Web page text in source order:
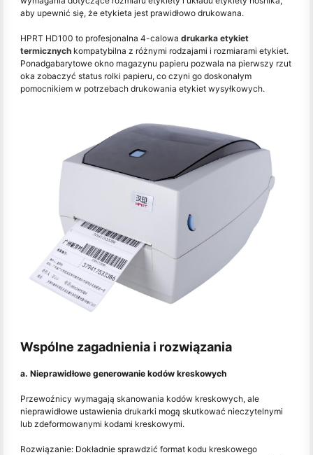
aby upewnić się, że etykieta jest prawidłowo drukowana.
HPRT HD100 to profesjonalna 4-calowa drukarka etykiet
termicznych kompatybilna z różnymi rodzajami i rozmiarami etykiet.
Ponadgabarytowe okno magazynu papieru pozwala na pierwszy rzut
oka zobaczyć status rolki papieru, co czyni go doskonałym
pomocnikiem w potrzebach drukowania etykiet wysyłkowych.
Wspólne zagadnienia i rozwiązania
a. Nieprawidłowe generowanie kodów kreskowych
Przewoźnicy wymagają skanowania kodów kreskowych, ale
nieprawidłowe ustawienia drukarki mogą skutkować nieczytelnymi
lub zdeformowanymi kodami kreskowymi.
Rozwiązanie: Dokładnie sprawdzić format kodu kreskowego